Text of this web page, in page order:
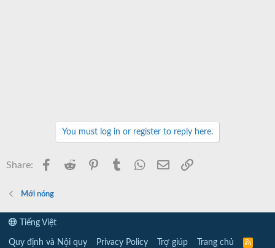
You must log in or register to reply here.
Share: Facebook
Reddit PinterestTumblr WhatsApp
Email
Mới nóng
Tiếng Việt
Quy định và Nội quy Privacy Policy Trợ giúp Trang chủ R